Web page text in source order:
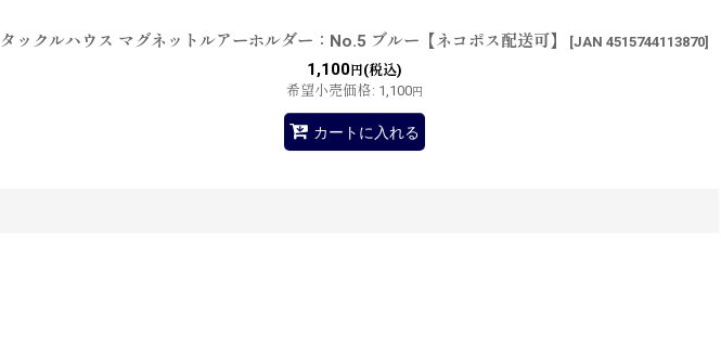
タックルハウス マグネットルアーホルダー：No.5 ブルー【ネコポス配送可】 [JAN 4515744113870]
1,100円(税込)
希望小売価格: 1,100円
カートに入れる